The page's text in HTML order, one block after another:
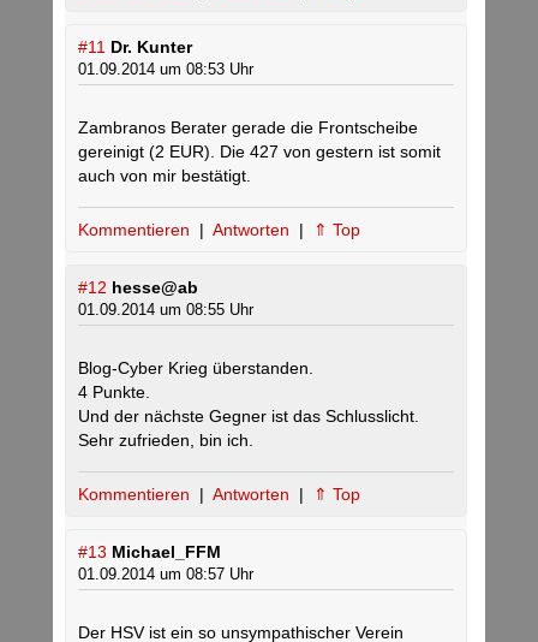
#11 Dr. Kunter
01.09.2014 um 08:53 Uhr
Zambranos Berater gerade die Frontscheibe
gereinigt (2 EUR). Die 427 von gestern ist somit
auch von mir bestätigt.
Kommentieren | Antworten | ⇑ Top
#12 hesse@ab
01.09.2014 um 08:55 Uhr
Blog-Cyber Krieg überstanden.
4 Punkte.
Und der nächste Gegner ist das Schlusslicht.
Sehr zufrieden, bin ich.
Kommentieren | Antworten | ⇑ Top
#13 Michael_FFM
01.09.2014 um 08:57 Uhr
Der HSV ist ein so unsympathischer Verein